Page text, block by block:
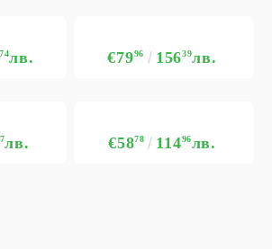
74лв. €7996 15639лв.
лв. €5878 11496лв.